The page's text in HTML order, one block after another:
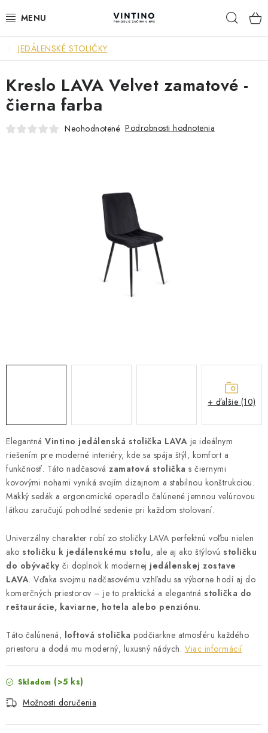
na
NÁBYTOK
VÝPREDAJ
ZÁVESNÉ HOJDACIE KRESLÁ
JEDÁLENSKÉ STOLIČKY
STOJANY A REGÁLY
SKRIŇA NA TOPANKY
FAQ - NAJČASTEJŠIE OTÁZKY
Všeobecné obchodné podmienky
Reklamácia vrátenie tovaru
Kontakty
JEDÁLENSKÉ STOLIČKY
Elegantná Vintino jedálenská stolička LAVA je ideálnym
riešením pre moderné interiéry, kde sa spája štýl, komfort a
funkčnosť. Táto nadčasová zamatová stolička s čiernymi
kovovými nohami vyniká svojím dizajnom a stabilnou konštrukciou.
Mäkký sedák a ergonomické operadlo čalúnené jemnou velúrovou
látkou zaručujú pohodlné sedenie pri každom stolovaní.
Univerzálny charakter robí zo stoličky LAVA perfektnú voľbu nielen
ako stoličku k jedálenskému stolu, ale aj ako štýlovú stoličku
do obývačky či doplnok k modernej jedálenskej zostave
LAVA. Vďaka svojmu nadčasovému vzhľadu sa výborne hodí aj do
komerčných priestorov – je to praktická a elegantná stolička do
reštaurácie, kaviarne, hotela alebo penziónu.
Táto čalúnená, loftová stolička podčiarkne atmosféru každého
priestoru a dodá mu moderný, luxusný nádych. Viac informácií
Skladom (>5 ks)
Možnosti doručenia
Kreslo LAVA Velvet zamatové -
čierna farba
Neohodnotené Podrobnosti hodnotenia
+ ďalšie (10)